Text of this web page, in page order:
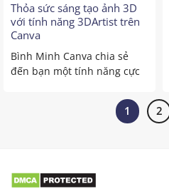
Thỏa sức sáng tạo ảnh 3D
với tính năng 3DArtist trên
Canva
Bình Minh Canva chia sẻ
đến bạn một tính năng cực
1 2